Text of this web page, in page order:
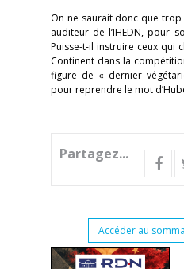
On ne saurait donc que trop
auditeur de l’IHEDN, pour
Puisse-t-il instruire ceux qui
Continent dans la
figure de « dernier
pour reprendre le mot
Partagez...
Accéder au